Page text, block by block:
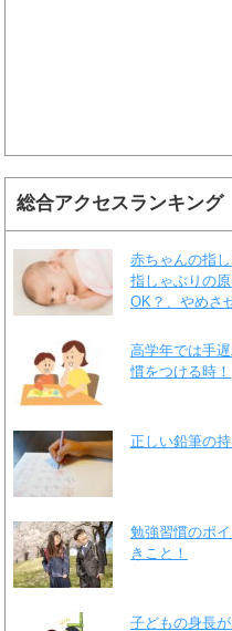
総合アクセスランキング
赤ちゃんの指
指しゃぶりの
OK？、やめさ
高学年では手
慣をつける時！
正しい鉛筆の
勉強習慣のポ
きこと！
子どもの身長